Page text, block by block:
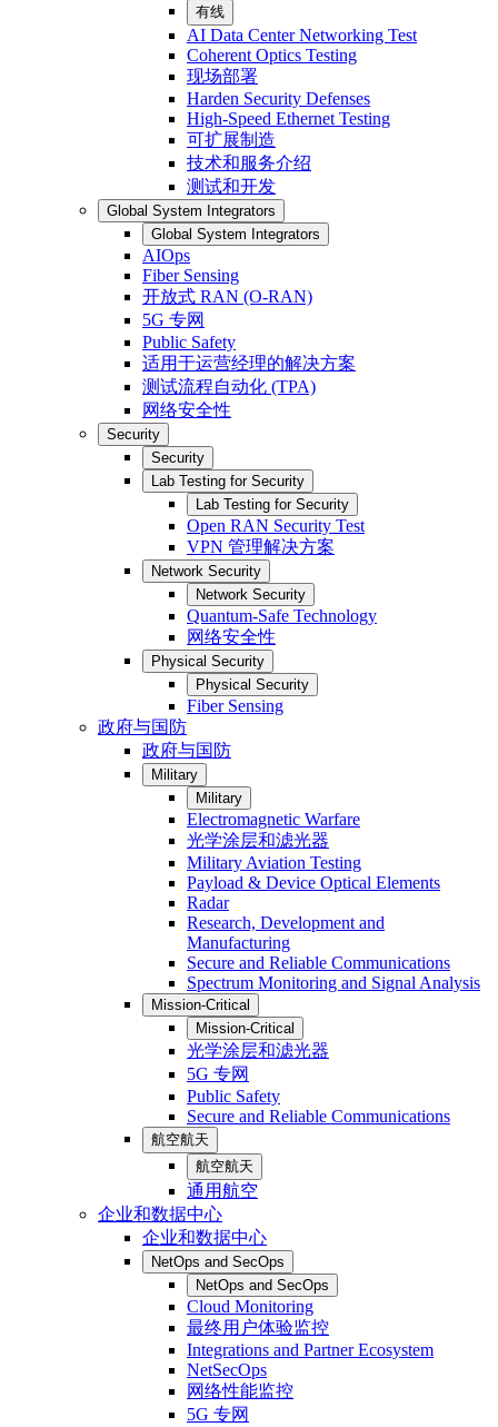
有线
AI Data Center Networking Test
Coherent Optics Testing
现场部署
Harden Security Defenses
High-Speed Ethernet Testing
可扩展制造
技术和服务介绍
测试和开发
Global System Integrators
Global System Integrators
AIOps
Fiber Sensing
开放式 RAN (O-RAN)
5G 专网
Public Safety
适用于运营经理的解决方案
测试流程自动化 (TPA)
网络安全性
Security
Security
Lab Testing for Security
Lab Testing for Security
Open RAN Security Test
VPN 管理解决方案
Network Security
Network Security
Quantum-Safe Technology
网络安全性
Physical Security
Physical Security
Fiber Sensing
政府与国防
政府与国防
Military
Military
Electromagnetic Warfare
光学涂层和滤光器
Military Aviation Testing
Payload & Device Optical Elements
Radar
Research, Development and
Manufacturing
Secure and Reliable Communications
Spectrum Monitoring and Signal Analysis
Mission-Critical
Mission-Critical
光学涂层和滤光器
5G 专网
Public Safety
Secure and Reliable Communications
航空航天
航空航天
通用航空
企业和数据中心
企业和数据中心
NetOps and SecOps
NetOps and SecOps
Cloud Monitoring
最终用户体验监控
Integrations and Partner Ecosystem
NetSecOps
网络性能监控
5G 专网